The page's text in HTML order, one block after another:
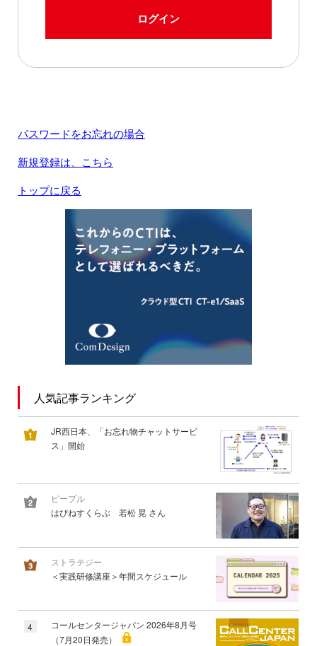
ログイン
パスワードをお忘れの場合
新規登録は、こちら
トップに戻る
人気記事ランキング
JR西日本、「お忘れ物チャットサービ
ス」開始
ピープル
はぴねすくらぶ 若松 晃 さん
ストラテジー
＜実践研修講座＞年間スケジュール
4
コールセンタージャパン 2026年8月号
（7月20日発売）